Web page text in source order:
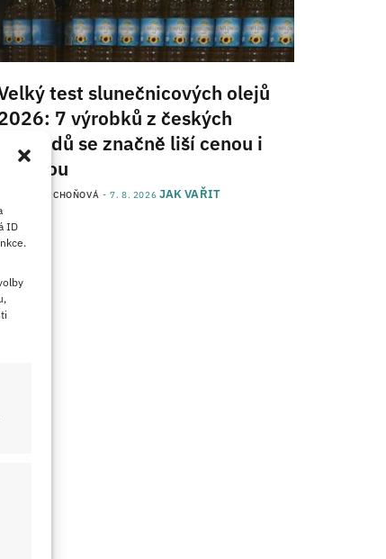
ID
test slunečnicových olejů
7 výrobků z českých
obchodů se značně liší cenou i
kvalitou
JANA DUCHOŇOVÁ 7. 8. 2026 JAK VAŘIT